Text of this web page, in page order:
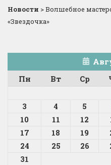
Новости >Волшебное
«Звездочка»
Пн
Вт Ср
3
4 5
10
11 12
17
18 19
24
25 26
31